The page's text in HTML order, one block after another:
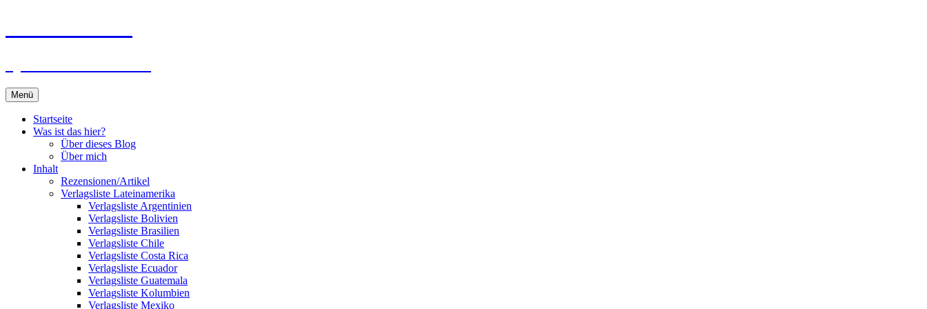
Menü
Startseite
Was ist das hier?
Über dieses Blog
Über mich
Inhalt
Rezensionen/Artikel
Verlagsliste Lateinamerika
Verlagsliste Argentinien
Verlagsliste Bolivien
Verlagsliste Brasilien
Verlagsliste Chile
Verlagsliste Costa Rica
Verlagsliste Ecuador
Verlagsliste Guatemala
Verlagsliste Kolumbien
Verlagsliste Mexiko